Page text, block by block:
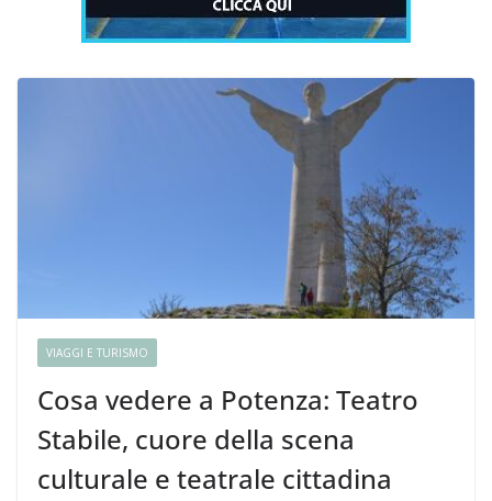
VIAGGI E TURISMO
Cosa vedere a Potenza: Teatro
Stabile, cuore della scena
culturale e teatrale cittadina